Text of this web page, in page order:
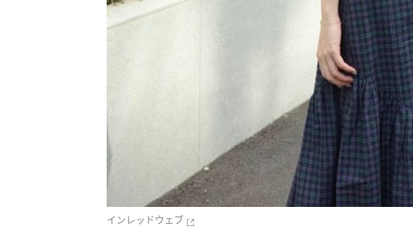
インレッドウェブ